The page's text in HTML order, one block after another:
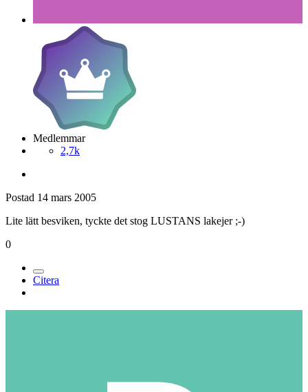
Medlemmar
2,7k
Postad 14 mars 2005
Lite lätt besviken, tyckte det stog LUSTANS lakejer ;-)
0
Citera